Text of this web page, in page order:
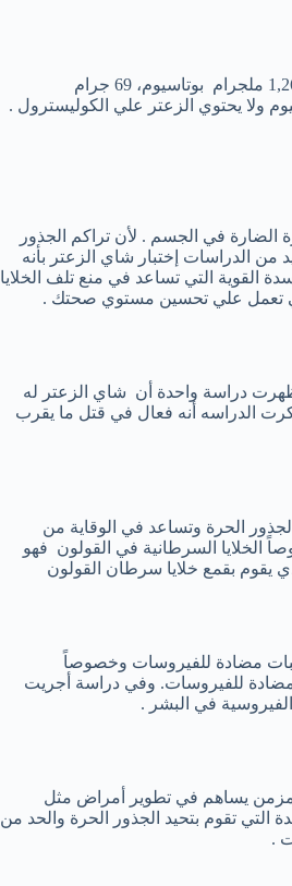
كل 100 جرام من أوراق الزعتر المجففة تحتوي علي4,3 جرام دهون، 2 ملجرام صوديوم، 1,26 ملجرام بوتاسيوم، 69 جرام
الضارة في الجسم . لأن تراكم الجذور
من الدراسات إختبار شاي الزعتر بأنه
القوية التي تساعد في منع تلف الخلايا
تعمل علي تحسين مستوي صحتك .
دراسة واحدة أن شاي الزعتر له
الدراسه أنه فعال في قتل ما يقرب
الحرة وتساعد في الوقاية من
الخلايا السرطانية في القولون فهو
يقوم بقمع خلايا سرطان القولون
مضادة للفيروسات وخصوصاً
مضادة للفيروسات. وفي دراسة أجريت
المزمن يساهم في تطوير أمراض مثل
التي تقوم بتحيد الجذور الحرة والحد من
.